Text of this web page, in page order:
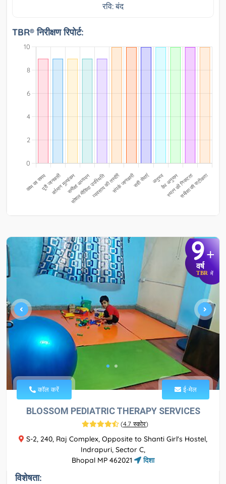
रवि: बंद
TBR® निरीक्षण रिपोर्ट:
9+
वर्ष
TBR में
कॉल करें ई-मेल
BLOSSOM PEDIATRIC THERAPY SERVICES
(4.7 स्कोर)
S-2, 240, Raj Complex, Opposite to Shanti Girl's Hostel,
Indrapuri, Sector C,
Bhopal MP 462021
दिशा
विशेषता: